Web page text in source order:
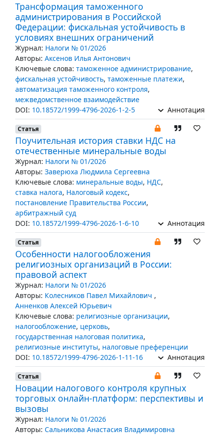
Трансформация таможенного
администрирования в Российской
Федерации: фискальная устойчивость в
условиях внешних ограничений
Журнал: Налоги № 01/2026
Авторы: Аксенов Илья Антонович
Ключевые слова: таможенное администрирование,
фискальная устойчивость, таможенные платежи,
автоматизация таможенного контроля,
межведомственное взаимодействие
DOI: 10.18572/1999-4796-2026-1-2-5 Аннотация
Статья
Поучительная история ставки НДС на
отечественные минеральные воды
Журнал: Налоги № 01/2026
Авторы: Заверюха Людмила Сергеевна
Ключевые слова: минеральные воды, НДС,
ставка налога, Налоговый кодекс,
постановление Правительства России,
арбитражный суд
DOI: 10.18572/1999-4796-2026-1-6-10 Аннотация
Статья
Особенности налогообложения
религиозных организаций в России:
правовой аспект
Журнал: Налоги № 01/2026
Авторы: Колесников Павел Михайлович ,
Анненков Алексей Юрьевич
Ключевые слова: религиозные организации,
налогообложение, церковь,
государственная налоговая политика,
религиозные институты, налоговые преференции
DOI: 10.18572/1999-4796-2026-1-11-16 Аннотация
Статья
Новации налогового контроля крупных
торговых онлайн-платформ: перспективы и
вызовы
Журнал: Налоги № 01/2026
Авторы: Сальникова Анастасия Владимировна